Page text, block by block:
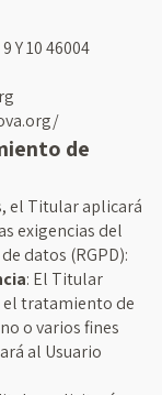
Y 10 46004
de
el Titular aplicará
exigencias del
datos (RGPD):
: El Titular
tratamiento de
o varios fines
al Usuario